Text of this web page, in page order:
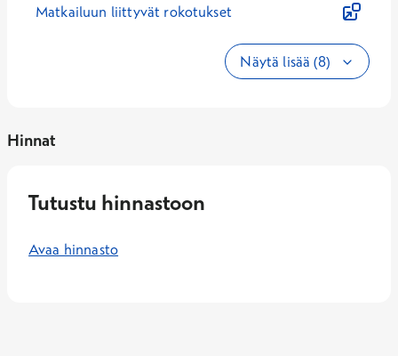
Matkailuun liittyvät rokotukset
Näytä lisää (8)
Hinnat
Tutustu hinnastoon
Avaa hinnasto